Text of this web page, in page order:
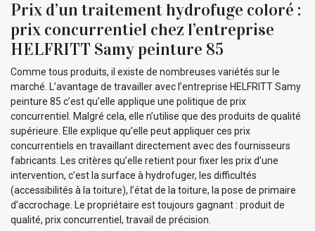
Prix d’un traitement hydrofuge coloré :
prix concurrentiel chez l’entreprise
HELFRITT Samy peinture 85
Comme tous produits, il existe de nombreuses variétés sur le
marché. L’avantage de travailler avec l’entreprise HELFRITT Samy
peinture 85 c’est qu’elle applique une politique de prix
concurrentiel. Malgré cela, elle n’utilise que des produits de qualité
supérieure. Elle explique qu’elle peut appliquer ces prix
concurrentiels en travaillant directement avec des fournisseurs
fabricants. Les critères qu’elle retient pour fixer les prix d’une
intervention, c’est la surface à hydrofuger, les difficultés
(accessibilités à la toiture), l’état de la toiture, la pose de primaire
d’accrochage. Le propriétaire est toujours gagnant : produit de
qualité, prix concurrentiel, travail de précision.